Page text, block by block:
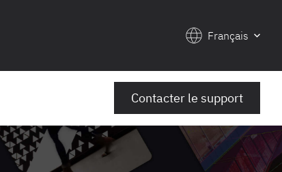
Français
Contacter le support